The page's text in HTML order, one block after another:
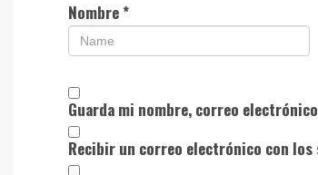
Nombre*
Guarda mi nombre, correo
Recibir un correo electrónico con